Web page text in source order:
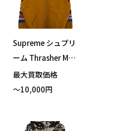
Supreme シュプリ
ーム Thrasher Mult
i Logo Zip Up Swe
atshirt パーカー オ
最大買取価格
～10,000円